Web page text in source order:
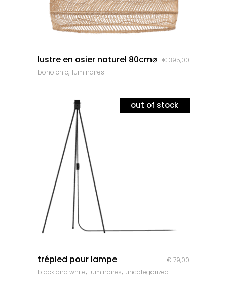
lustre en osier naturel 80cm⌀ € 395,00
boho chic, luminaires
out of stock
trépied pour lampe € 79,00
black and white, luminaires, uncategorized